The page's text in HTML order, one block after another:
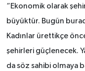
“Ekonomik olarak
büyüktür. Bugün
Kadınlar ürettikçe
şehirleri güçlenecek.
da söz sahibi olmaya